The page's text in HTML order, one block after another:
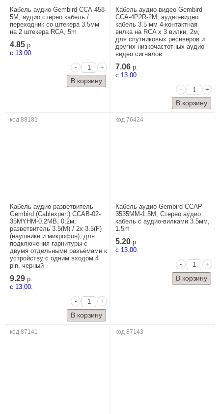
Кабель аудио Gembird CCA-458-
5M; аудио стерео кабель /
переходник со штекера 3.5мм
на 2 штекера RCA, 5m
4.85 р.
c 13.00.
-
+
Кабель аудио-видео Gembird
CCA-4P2R-2M; аудио-видео
кабель 3.5 мм 4-контактная
вилка на RCA x 3 вилки, 2м,
для спутниковых ресиверов и
других низкочастотных аудио-
видео сигналов
7.06 р.
c 13.00.
-
+
код 88181
Кабель аудио разветвитель
Gembird (Cablexpert) CCAB-02-
35MYHM-0.2MB, 0.2м;
разветвитель 3.5(M) / 2х 3.5(F)
(наушники и микрофон), для
подключения гарнитуры с
двумя отдельными разъёмами к
устройству с одним входом 4
pin, черный
9.29 р.
c 13.00.
-
+
код 76424
Кабель аудио Gembird CCAP-
3535MM-1.5M; Стерео аудио
кабель с аудио-вилками 3.5мм,
1.5m
5.20 р.
c 13.00.
-
+
код 87141 код 87143